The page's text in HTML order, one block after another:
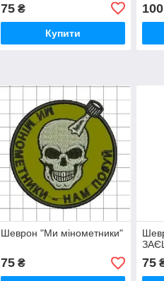
75₴
Купити
100
Шеврон "Ми мінометники"
75₴ 75